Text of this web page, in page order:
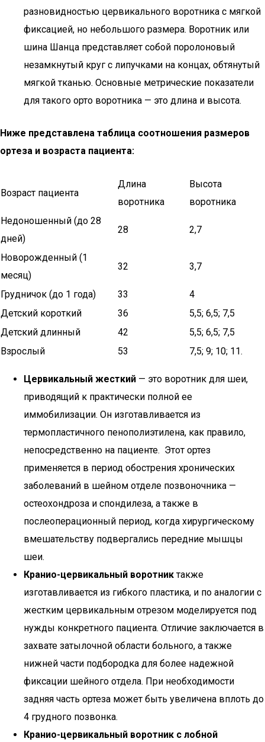
разновидностью цервикального воротника с мягкой
фиксацией, но небольшого размера. Воротник или
шина Шанца представляет собой поролоновый
незамкнутый круг с липучками на концах, обтянутый
мягкой тканью. Основные метрические показатели
для такого орто воротника — это длина и высота.
Ниже представлена таблица соотношения размеров
ортеза и возраста пациента:
Возраст пациента
Длина
воротника
Высота
воротника
Недоношенный (до 28
дней)
28 2,7
Новорожденный (1
месяц)
32 3,7
Грудничок (до 1 года) 33
4
Детский короткий
36
5,5; 6,5; 7,5
Детский длинный
42
5,5; 6,5; 7,5
Взрослый
53 7,5; 9; 10; 11.
Цервикальный жесткий — это воротник для шеи,
приводящий к практически полной ее
иммобилизации. Он изготавливается из
термопластичного пенополиэтилена, как правило,
непосредственно на пациенте. Этот ортез
применяется в период обострения хронических
заболеваний в шейном отделе позвоночника —
остеохондроза и спондилеза, а также в
послеоперационный период, когда хирургическому
вмешательству подвергались передние мышцы
шеи.
Кранио-цервикальный воротниктакже
изготавливается из гибкого пластика, и по аналогии с
жестким цервикальным отрезом моделируется под
нужды конкретного пациента. Отличие заключается в
захвате затылочной области больного, а также
нижней части подбородка для более надежной
фиксации шейного отдела. При необходимости
задняя часть ортеза может быть увеличена вплоть до
4 грудного позвонка.
Кранио-цервикальный воротник с лобной